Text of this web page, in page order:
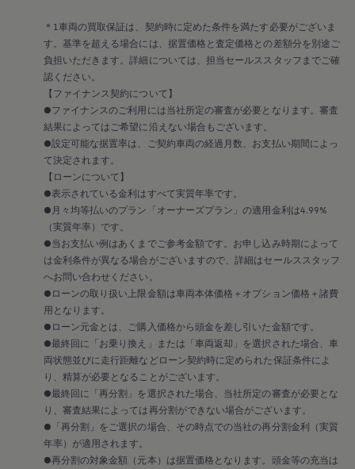
特定整備情報
ユーザーガイド
運転上の注意
ロイヤリティプログラム
安心プログラム
メンテナンスプログラム
延長保証ウォルフィサポート
カスタマーセンター
タイヤパンク補償
認定中古車
“Certified Pre-Owned”の品質とは
延長保証サービスガイド
9つの約束
スマート買取
キャンペーン/ファイナンスプログラム
フォルクスワーゲンについて
企業情報
会社概要
会社概要EN
採用情報
正規ディーラー地域別採用情報
倫理・リスク管理・コンプライアンス
プレスリリース
2025
2024
2023
2022
2021
2020
2019
＊1車両の買取保証は、契約時に定めた条件を満たす必要がございま
す。基準を超える場合には、据置価格と査定価格との差額分を別途ご
負担いただきます。詳細については、担当セールススタッフまでご確
認ください。
【ファイナンス契約について】
●ファイナンスのご利用には当社所定の審査が必要となります。審査
結果によってはご希望に沿えない場合もございます。
●設定可能な据置率は、ご契約車両の経過月数、お支払い期間によっ
て決定されます。
【ローンについて】
●表示されている金利はすべて実質年率です。
●月々均等払いのプラン「オーナーズプラン」の適用金利は4.99%
（実質年率）です。
●当お支払い例はあくまでご参考金額です。お申し込み時期によって
は金利条件が異なる場合がございますので、詳細はセールススタッフ
へお問い合わせください。
●ローンの取り扱い上限金額は車両本体価格＋オプション価格＋諸費
用となります。
●ローン元金とは、ご購入価格から頭金を差し引いた金額です。
●最終回に「お乗り換え」または「車両返却」を選択された場合、車
両状態並びに走行距離などローン契約時に定められた保証条件によ
り、精算が必要となることがございます。
●最終回に「再分割」を選択された場合、当社所定の審査が必要とな
り、審査結果によっては再分割ができない場合がございます。
●「再分割」をご選択の場合、その時点での当社の再分割金利（実質
年率）が適用されます。
●再分割の対象金額（元本）は据置価格となります。頭金等の充当は